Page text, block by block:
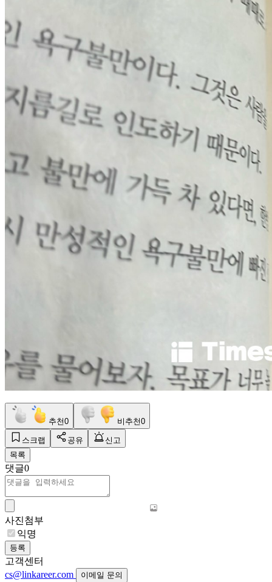
추천0 비추천0
스크랩 공유
신고
목록
댓글0
사진첨부
익명
등록
고객센터
cs@linkareer.com
이메일 문의